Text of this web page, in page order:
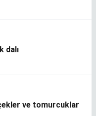
dalı
ve tomurcuklar